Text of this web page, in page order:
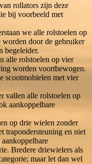
rollators zijn deze
bij voorbeeld met
we alle rolstoelen op
door de gebruiker
begeleider.
alle rolstoelen op vier
worden voortbewogen.
scootmobielen met vier
vallen alle rolstoelen op
aankoppelbare
op drie wielen zonder
trapondersteuning en niet
Bredere driewielers als
maar let dan wel